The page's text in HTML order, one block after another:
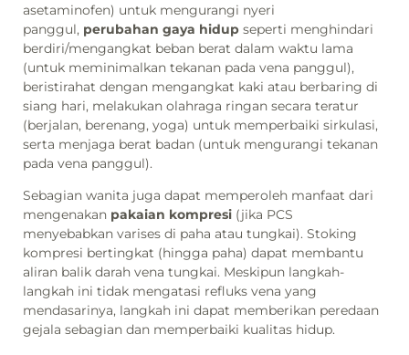
asetaminofen) untuk mengurangi nyeri
panggul, perubahan gaya hidup seperti menghindari
berdiri/mengangkat beban berat dalam waktu lama
(untuk meminimalkan tekanan pada vena panggul),
beristirahat dengan mengangkat kaki atau berbaring di
siang hari, melakukan olahraga ringan secara teratur
(berjalan, berenang, yoga) untuk memperbaiki sirkulasi,
serta menjaga berat badan (untuk mengurangi tekanan
pada vena panggul).
Sebagian wanita juga dapat memperoleh manfaat dari
mengenakan pakaian kompresi (jika PCS
menyebabkan varises di paha atau tungkai). Stoking
kompresi bertingkat (hingga paha) dapat membantu
aliran balik darah vena tungkai. Meskipun langkah-
langkah ini tidak mengatasi refluks vena yang
mendasarinya, langkah ini dapat memberikan peredaan
gejala sebagian dan memperbaiki kualitas hidup.